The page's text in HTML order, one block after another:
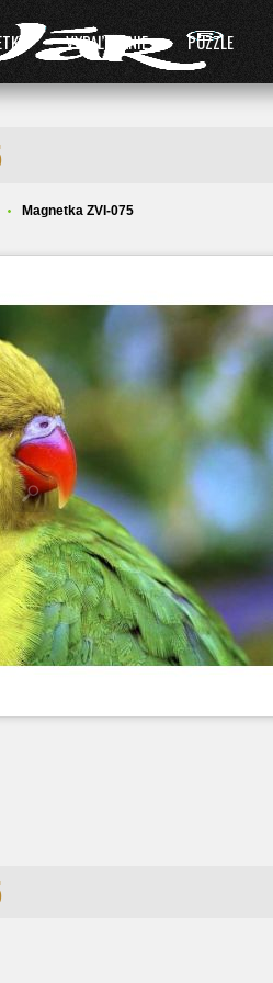
VYPAĽOVANIE PUZZLE
Magnetka ZVI-075